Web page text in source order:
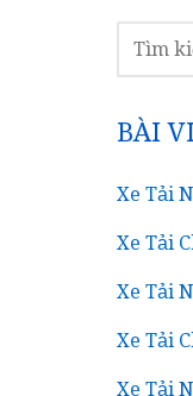
KIẾM
BÀI
Xe Tải
Xe Tải
Xe Tải
Xe Tải
Xe Tải